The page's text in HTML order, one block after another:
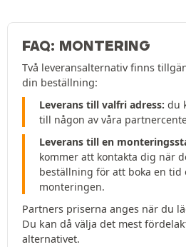
FAQ: MONTERING
Två leveransalternativ finns
din beställning:
Leverans till valfri adress: du
till någon av våra
Leverans till en
kommer att kontakta dig när
beställning för att boka en tid
monteringen.
Partners priserna anges när du
Du kan då välja det mest
alternativet.